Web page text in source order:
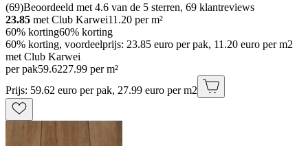
(69)Beoordeeld met 4.6 van de 5 sterren, 69 klantreviews
23.85 met Club Karwei11.20 per m²
60% korting60% korting
60% korting, voordeelprijs: 23.85 euro per pak, 11.20 euro per m2
met Club Karwei
per pak59.6227.99 per m²
Prijs: 59.62 euro per pak, 27.99 euro per m2